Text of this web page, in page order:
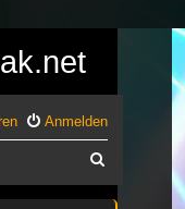
Anmelden